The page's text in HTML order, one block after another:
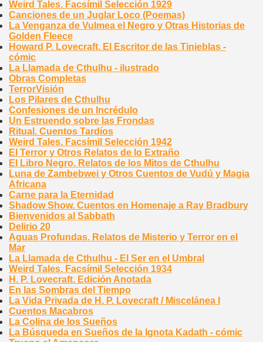
Weird Tales. Facsímil Selección 1929
Canciones de un Juglar Loco (Poemas)
La Venganza de Vulmea el Negro y Otras Historias de
Golden Fleece
Howard P. Lovecraft. El Escritor de las Tinieblas -
cómic
La Llamada de Cthulhu - ilustrado
Obras Completas
TerrorVisión
Los Pilares de Cthulhu
Confesiones de un Incrédulo
Un Estruendo sobre las Frondas
Ritual. Cuentos Tardíos
Weird Tales. Facsímil Selección 1942
El Terror y Otros Relatos de lo Extraño
El Libro Negro. Relatos de los Mitos de Cthulhu
Luna de Zambebwei y Otros Cuentos de Vudú y Magia
Africana
Carne para la Eternidad
Shadow Show. Cuentos en Homenaje a Ray Bradbury
Bienvenidos al Sabbath
Delirio 20
Aguas Profundas. Relatos de Misterio y Terror en el
Mar
La Llamada de Cthulhu - El Ser en el Umbral
Weird Tales. Facsímil Selección 1934
H. P. Lovecraft. Edición Anotada
En las Sombras del Tiempo
La Vida Privada de H. P. Lovecraft / Miscelánea I
Cuentos Macabros
La Colina de los Sueños
La Búsqueda en Sueños de la Ignota Kadath - cómic